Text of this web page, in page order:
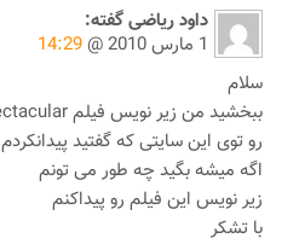
داود ریاضیگفته:
1 مارس 2010 @
14:29
سلام
ببخشید من زیر نویس فیلم Spectacular
رو توی این سایتی که گفتید پیدانکردم
اگه میشه بگید چه طور می تونم
زیر نویس این فیلم رو پیداکنم
با تشکر